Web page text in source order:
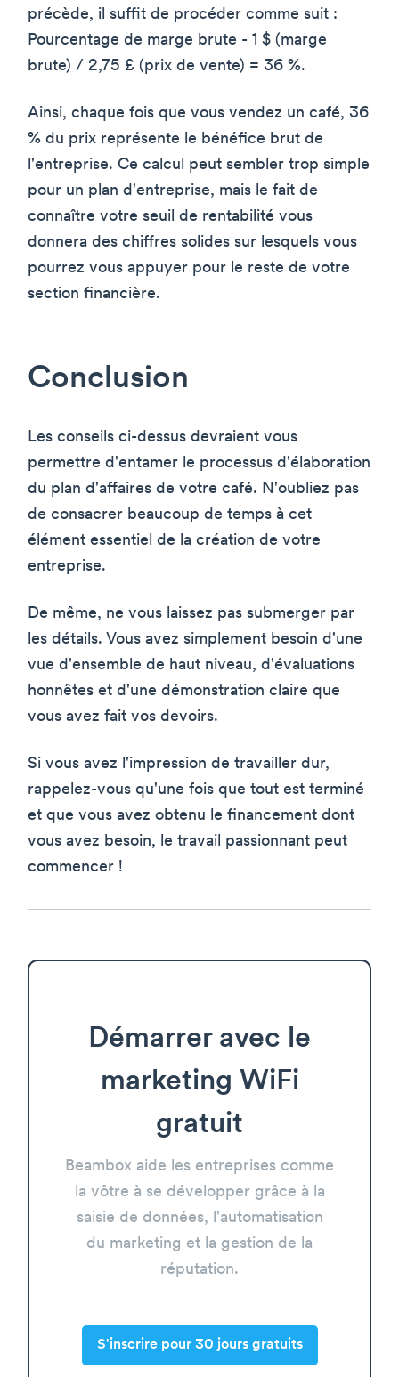
précède, il suffit de procéder comme suit :
Pourcentage de marge brute - 1 $ (marge
brute) / 2,75 £ (prix de vente) = 36 %.
Ainsi, chaque fois que vous vendez un café, 36
% du prix représente le bénéfice brut de
l'entreprise. Ce calcul peut sembler trop simple
pour un plan d'entreprise, mais le fait de
connaître votre seuil de rentabilité vous
donnera des chiffres solides sur lesquels vous
pourrez vous appuyer pour le reste de votre
section financière.
Conclusion
Les conseils ci-dessus devraient vous
permettre d'entamer le processus d'élaboration
du plan d'affaires de votre café. N'oubliez pas
de consacrer beaucoup de temps à cet
élément essentiel de la création de votre
entreprise.
De même, ne vous laissez pas submerger par
les détails. Vous avez simplement besoin d'une
vue d'ensemble de haut niveau, d'évaluations
honnêtes et d'une démonstration claire que
vous avez fait vos devoirs.
Si vous avez l'impression de travailler dur,
rappelez-vous qu'une fois que tout est terminé
et que vous avez obtenu le financement dont
vous avez besoin, le travail passionnant peut
commencer !
Démarrer avec le
marketing WiFi
gratuit
Beambox aide les entreprises comme
la vôtre à se développer grâce à la
saisie de données, l'automatisation
du marketing et la gestion de la
réputation.
S'inscrire pour 30 jours gratuits